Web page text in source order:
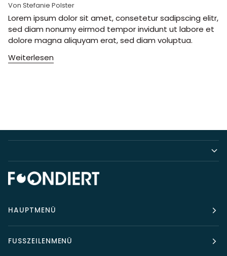
Von Stefanie Polster
Lorem ipsum dolor sit amet, consetetur sadipscing elitr,
sed diam nonumy eirmod tempor invidunt ut labore et
dolore magna aliquyam erat, sed diam voluptua.
Weiterlesen
HAUPTMENÜ
FUSSZEILENMENÜ